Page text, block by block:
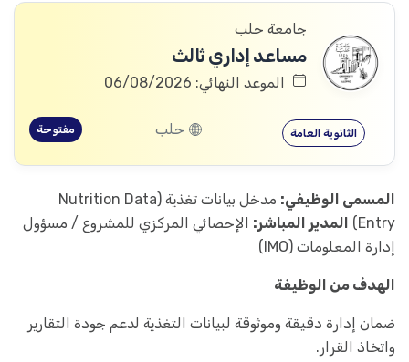
جامعة حلب
مساعد إداري ثالث
الموعد النهائي: 06/08/2026
الثانوية العامة حلب مفتوحة
المسمى الوظيفي:
مدخل بيانات تغذية (Nutrition Data
Entry)
المدير المباشر: الإحصائي المركزي للمشروع / مسؤول
إدارة المعلومات (IMO)
الهدف من الوظيفة
ضمان إدارة دقيقة وموثوقة لبيانات التغذية لدعم جودة التقارير
واتخاذ القرار.